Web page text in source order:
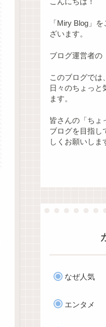
こんにちは！
「Miry Blog」
ざいます。
ブログ運営者の
このブログでは
日々のちょっと
ます。
皆さんの「ちょ
ブログを目指し
しくお願いしま
なぜ人気
エンタメ